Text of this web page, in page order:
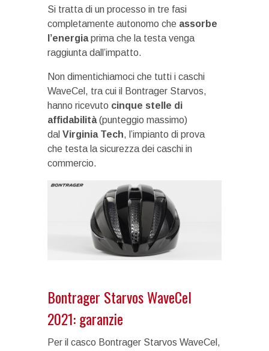
Si tratta di un processo in tre fasi
completamente autonomo che assorbe
l’energiaprima che la testa venga
raggiunta dall’impatto.
Non dimentichiamoci che tutti i caschi
WaveCel, tra cui il Bontrager Starvos,
hanno ricevuto cinque stelle di
affidabilità(punteggio massimo)
dal Virginia Tech, l’impianto di prova
che testa la sicurezza dei caschi in
commercio.
Bontrager Starvos WaveCel
2021: garanzie
Per il casco Bontrager Starvos WaveCel,